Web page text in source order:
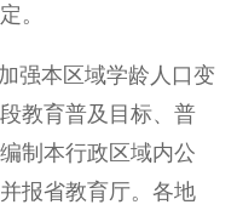
。
强本区域学龄人口变
教育普及目标、普
制本行政区域内公
报省教育厅。各地